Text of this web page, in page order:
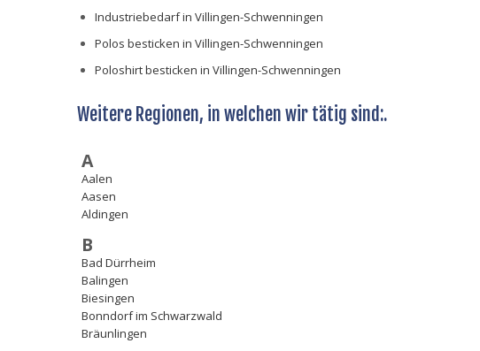
Industriebedarf in Villingen-Schwenningen
Polos besticken in Villingen-Schwenningen
Poloshirt besticken in Villingen-Schwenningen
Weitere Regionen, in welchen wir tätig sind:.
A
Aalen
Aasen
Aldingen
B
Bad Dürrheim
Balingen
Biesingen
Bonndorf im Schwarzwald
Bräunlingen